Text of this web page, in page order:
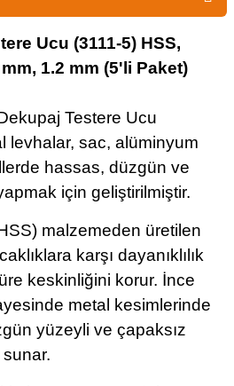
Ucu (3111-5) HSS,
1.2 mm (5'li Paket)
Testere Ucu
levhalar, sac, alüminyum
hassas, düzgün ve
için geliştirilmiştir.
malzemeden üretilen
karşı dayanıklılık
keskinliğini korur. İnce
metal kesimlerinde
yüzeyli ve çapaksız
sunar.